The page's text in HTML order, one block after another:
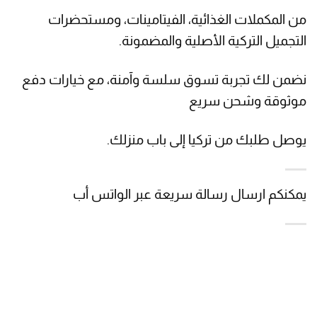
من المكملات الغذائية، الفيتامينات، ومستحضرات
التجميل التركية الأصلية والمضمونة.
نضمن لك تجربة تسوق سلسة وآمنة، مع خيارات دفع
موثوقة وشحن سريع
يوصل طلبك من تركيا إلى باب منزلك.
يمكنكم ارسال رسالة سريعة عبر الواتس أب